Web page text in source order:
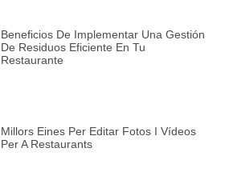
Beneficios De Implementar Una Gestión
De Residuos Eficiente En Tu
Restaurante
Millors Eines Per Editar Fotos I Vídeos
Per A Restaurants